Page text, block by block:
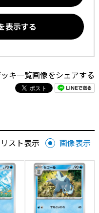
表示する
キ一覧画像をシェアする
リスト表示 画像表示